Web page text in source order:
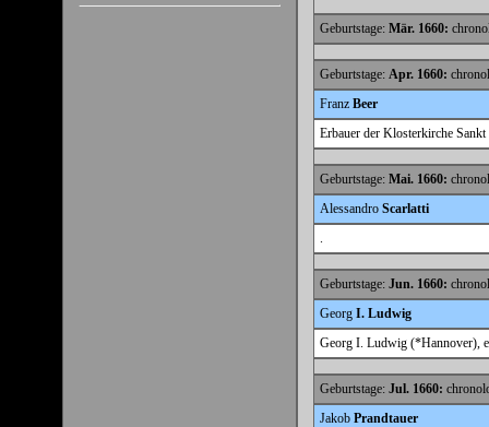
Geburtstage: Mär. 1660:
Geburtstage: Apr. 1660:
Franz Beer
Erbauer der Klosterkirche
Geburtstage: Mai. 1660:
Alessandro Scarlatti
.
Geburtstage: Jun. 1660:
Georg I. Ludwig
Georg I. Ludwig (*Hannover),
Geburtstage: Jul. 1660:
Jakob Prandtauer